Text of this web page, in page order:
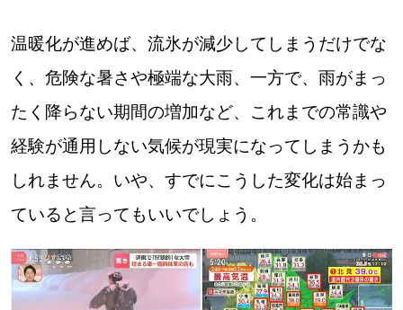
温暖化が進めば、流氷が減少してしまうだけでな
く、危険な暑さや極端な大雨、一方で、雨がまっ
たく降らない期間の増加など、これまでの常識や
経験が通用しない気候が現実になってしまうかも
しれません。いや、すでにこうした変化は始まっ
ていると言ってもいいでしょう。